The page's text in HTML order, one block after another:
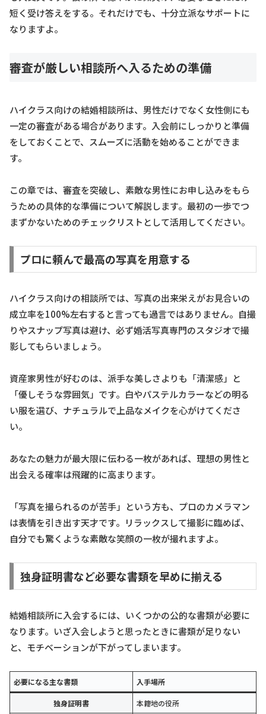
短く受け答えをする。それだけでも、十分立派なサポートに
なりますよ。
審査が厳しい相談所へ入るための準備
ハイクラス向けの結婚相談所は、男性だけでなく女性側にも
一定の審査がある場合があります。入会前にしっかりと準備
をしておくことで、スムーズに活動を始めることができま
す。
この章では、審査を突破し、素敵な男性にお申し込みをもら
うための具体的な準備について解説します。最初の一歩でつ
まずかないためのチェックリストとして活用してください。
プロに頼んで最高の写真を用意する
ハイクラス向けの相談所では、写真の出来栄えがお見合いの
成立率を100%左右すると言っても過言ではありません。自撮
りやスナップ写真は避け、必ず婚活写真専門のスタジオで撮
影してもらいましょう。
資産家男性が好むのは、派手な美しさよりも「清潔感」と
「優しそうな雰囲気」です。白やパステルカラーなどの明る
い服を選び、ナチュラルで上品なメイクを心がけてくださ
い。
あなたの魅力が最大限に伝わる一枚があれば、理想の男性と
出会える確率は飛躍的に高まります。
「写真を撮られるのが苦手」という方も、プロのカメラマン
は表情を引き出す天才です。リラックスして撮影に臨めば、
自分でも驚くような素敵な笑顔の一枚が撮れますよ。
独身証明書など必要な書類を早めに揃える
結婚相談所に入会するには、いくつかの公的な書類が必要に
なります。いざ入会しようと思ったときに書類が足りない
と、モチベーションが下がってしまいます。
必要になる主な書類 入手場所
独身証明書
本籍地の役所